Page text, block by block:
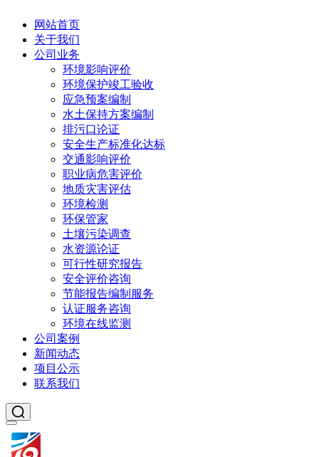
网站首页
关于我们
公司业务
环境影响评价
环境保护竣工验收
应急预案编制
水土保持方案编制
排污口论证
安全生产标准化达标
交通影响评价
职业病危害评价
地质灾害评估
环境检测
环保管家
土壤污染调查
水资源论证
可行性研究报告
安全评价咨询
节能报告编制服务
认证服务咨询
环境在线监测
公司案例
新闻动态
项目公示
联系我们